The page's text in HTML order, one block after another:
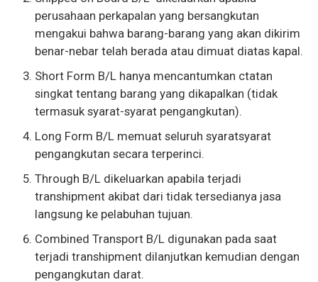
perusahaan perkapalan yang bersangkutan
mengakui bahwa barang-barang yang akan dikirim
benar-nebar telah berada atau dimuat diatas kapal.
Short Form B/L hanya mencantumkan ctatan
singkat tentang barang yang dikapalkan (tidak
termasuk syarat-syarat pengangkutan).
Long Form B/L memuat seluruh syaratsyarat
pengangkutan secara terperinci.
Through B/L dikeluarkan apabila terjadi
transhipment akibat dari tidak tersedianya jasa
langsung ke pelabuhan tujuan.
Combined Transport B/L digunakan pada saat
terjadi transhipment dilanjutkan kemudian dengan
pengangkutan darat.